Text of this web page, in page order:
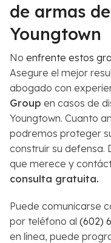
de armas
Youngtown
No enfrente estos
Asegure el mejor
abogado con
Group en casos de
Youngtown. Cuanto
podremos proteger
construir su defensa.
que merece y
consulta gratuita.
Puede comunicarse
por teléfono al (602)
en línea, puede